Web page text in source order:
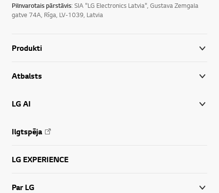
Pilnvarotais pārstāvis: SIA "LG Electronics Latvia", Gustava Zemgala
gatve 74A, Rīga, LV-1039, Latvia
Produkti
Atbalsts
LG AI
Ilgtspēja
LG EXPERIENCE
Par LG